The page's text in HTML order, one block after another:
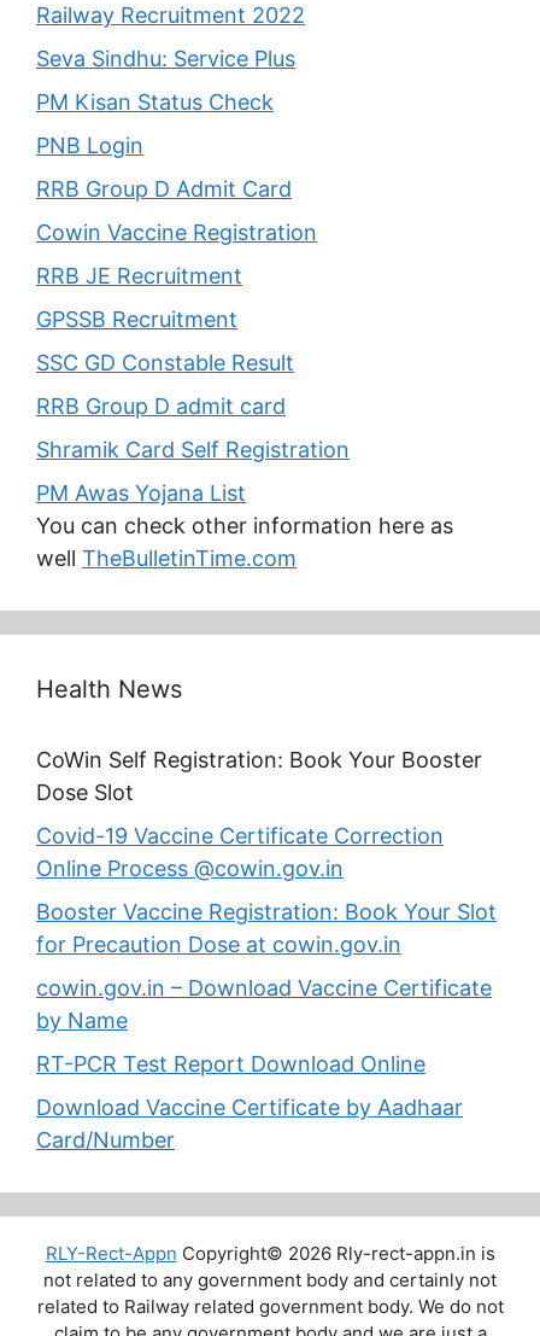
Railway Recruitment 2022
Seva Sindhu: Service Plus
PM Kisan Status Check
PNB Login
RRB Group D Admit Card
Cowin Vaccine Registration
RRB JE Recruitment
GPSSB Recruitment
SSC GD Constable Result
RRB Group D admit card
Shramik Card Self Registration
PM Awas Yojana List
You can check other information here as
well TheBulletinTime.com
Health News
CoWin Self Registration: Book Your Booster
Dose Slot
Covid-19 Vaccine Certificate Correction
Online Process @cowin.gov.in
Booster Vaccine Registration: Book Your Slot
for Precaution Dose at cowin.gov.in
cowin.gov.in – Download Vaccine Certificate
by Name
RT-PCR Test Report Download Online
Download Vaccine Certificate by Aadhaar
Card/Number
RLY-Rect-Appn Copyright© 2026 Rly-rect-appn.in is
not related to any government body and certainly not
related to Railway related government body. We do not